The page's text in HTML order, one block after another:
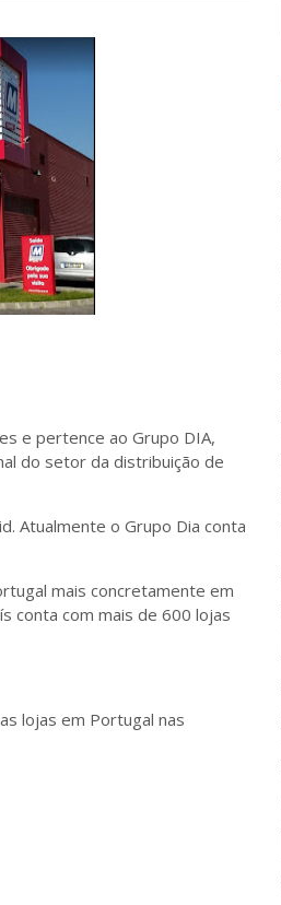
e pertence ao Grupo DIA,
do setor da distribuição de
Atualmente o Grupo Dia conta
mais concretamente em
conta com mais de 600 lojas
lojas em Portugal nas